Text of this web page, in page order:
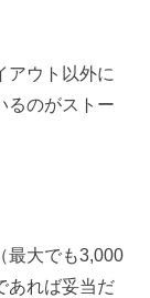
アウト以外に
るのがストー
最大でも3,000
あれば妥当だ